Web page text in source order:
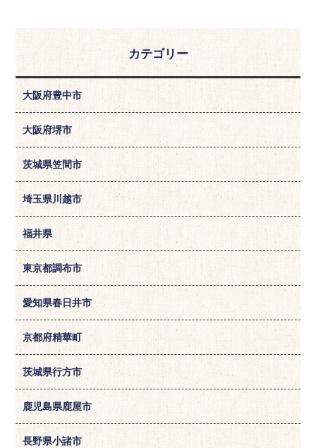
カテゴリー
大阪府豊中市
大阪府堺市
茨城県笠間市
埼玉県川越市
福井県
東京都調布市
愛知県春日井市
京都府精華町
茨城県行方市
鹿児島県鹿屋市
長野県小諸市